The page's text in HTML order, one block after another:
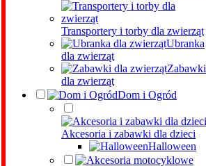
Transportery i torby dla zwierząt
Ubranka
dla zwierząt
Zabawki
dla zwierząt
Dom i Ogród
Akcesoria i zabawki dla dzieci
Halloween